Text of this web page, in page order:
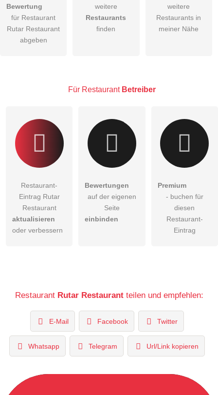
Hiermit akzeptiere ich dieAGB
DieDatenschutzerklärung habe ich zur Kenntnis genommen.
Besucher sichtbar.
Bewertung
für Restaurant
Rutar Restaurant
abgeben
weitere
Restaurants
finden
weitere
Restaurants in
meiner Nähe
Für Restaurant Betreiber
Restaurant-
Eintrag Rutar
Restaurant
aktualisieren
oder verbessern
Bewertungen
auf der eigenen
Seite
einbinden
Premium
- buchen für
diesen
Restaurant-
Eintrag
Restaurant Rutar Restaurantteilen und empfehlen:
E-Mail Facebook Twitter
Whatsapp Telegram Url/Link kopieren